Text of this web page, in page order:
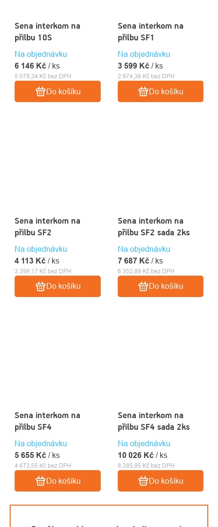
Sena interkom na
přilbu 10S
Na objednávku
5 079,34 Kč bez DPH
6 146 Kč / ks
Do košíku
Sena interkom na
přilbu SF1
Na objednávku
2 974,38 Kč bez DPH
3 599 Kč / ks
Do košíku
Sena interkom na
přilbu SF2
Na objednávku
3 399,17 Kč bez DPH
4 113 Kč / ks
Do košíku
Sena interkom na
přilbu SF2 sada 2ks
Na objednávku
6 352,89 Kč bez DPH
7 687 Kč / ks
Do košíku
Sena interkom na
přilbu SF4
Na objednávku
4 673,55 Kč bez DPH
5 655 Kč / ks
Do košíku
Sena interkom na
přilbu SF4 sada 2ks
Na objednávku
8 285,95 Kč bez DPH
10 026 Kč / ks
Do košíku